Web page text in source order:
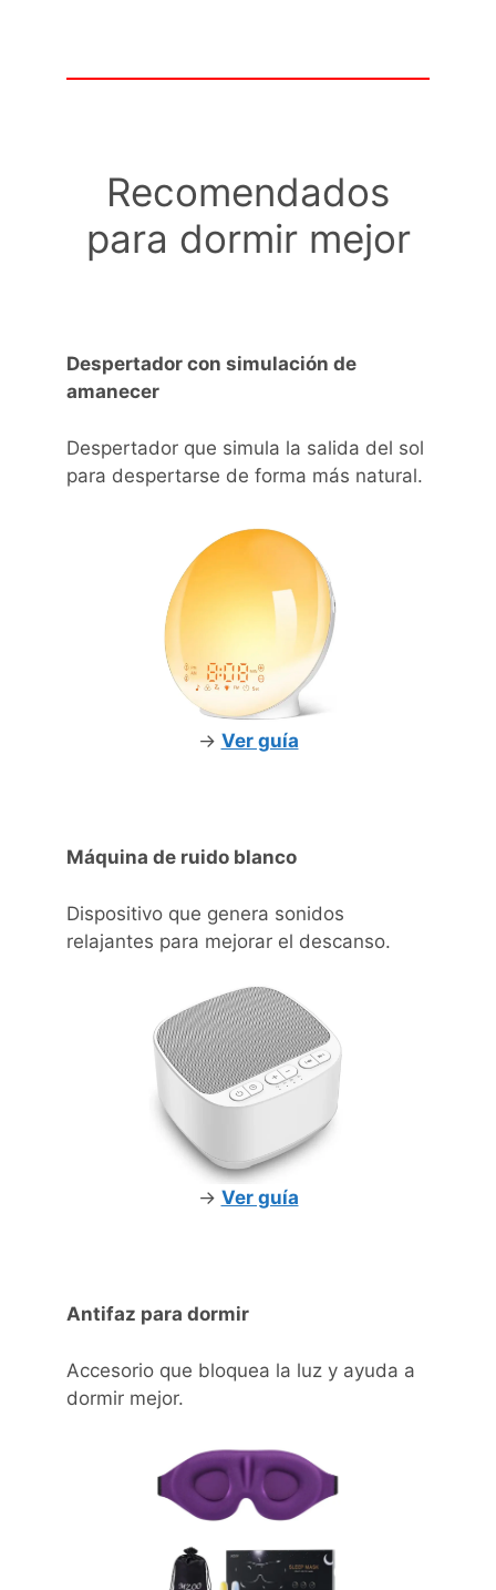
Recomendados
para dormir mejor
Despertador con simulación de
amanecer
Despertador que simula la salida del sol
para despertarse de forma más natural.
-> Ver guía
Máquina de ruido blanco
Dispositivo que genera sonidos
relajantes para mejorar el descanso.
-> Ver guía
Antifaz para dormir
Accesorio que bloquea la luz y ayuda a
dormir mejor.